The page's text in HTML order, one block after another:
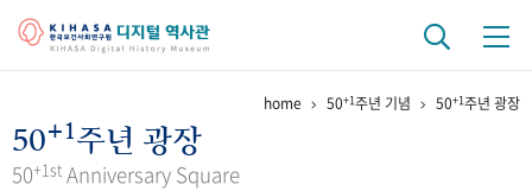
걸어온 길 기관 변천사
home 50+1주년 기념 50+1주년 광장
50+1주년 광장
50+1st Anniversary Square